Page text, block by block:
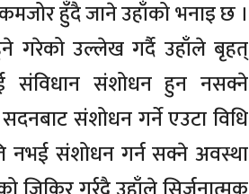
हुँदै जाने उहाँको भनाइ छ ।
गरेको उल्लेख गर्दै उहाँले बृहत्
संविधान संशोधन हुन नसक्ने
संशोधन गर्ने एउटा विधि
नभई संशोधन गर्न सक्ने अवस्था